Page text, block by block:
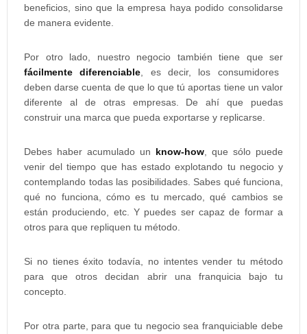
beneficios, sino que la empresa haya podido consolidarse
de manera evidente.
Por otro lado, nuestro negocio también tiene que ser
fácilmente diferenciable , es decir, los consumidores
deben darse cuenta de que lo que tú aportas tiene un valor
diferente al de otras empresas. De ahí que puedas
construir una marca que pueda exportarse y replicarse.
Debes haber acumulado un know-how , que sólo puede
venir del tiempo que has estado explotando tu negocio y
contemplando todas las posibilidades. Sabes qué funciona,
qué no funciona, cómo es tu mercado, qué cambios se
están produciendo, etc. Y puedes ser capaz de formar a
otros para que repliquen tu método.
Si no tienes éxito todavía, no intentes vender tu método
para que otros decidan abrir una franquicia bajo tu
concepto.
Por otra parte, para que tu negocio sea franquiciable debe